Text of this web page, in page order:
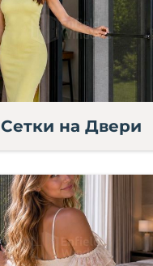
Сетки на Двери